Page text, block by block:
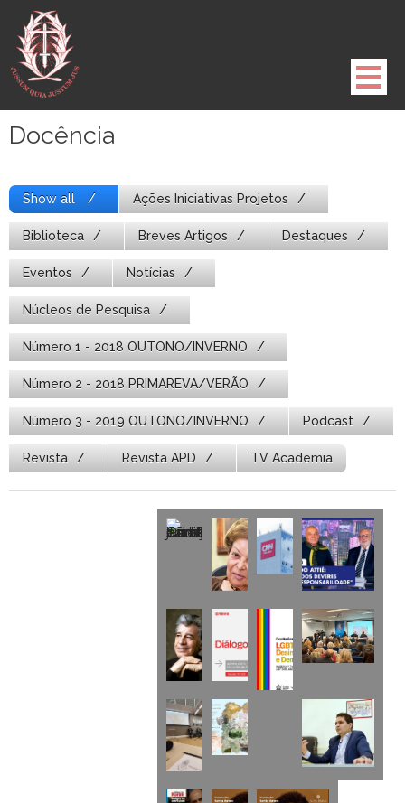
para
conteúdo
Docência
Show all Ações Iniciativas Projetos
Biblioteca Breves Artigos Destaques
Eventos Notícias
Núcleos de Pesquisa
Número 1 - 2018 OUTONO/INVERNO
Número 2 - 2018 PRIMAREVA/VERÃO
Número 3 - 2019 OUTONO/INVERNO Podcast
Revista Revista APD TV Academia